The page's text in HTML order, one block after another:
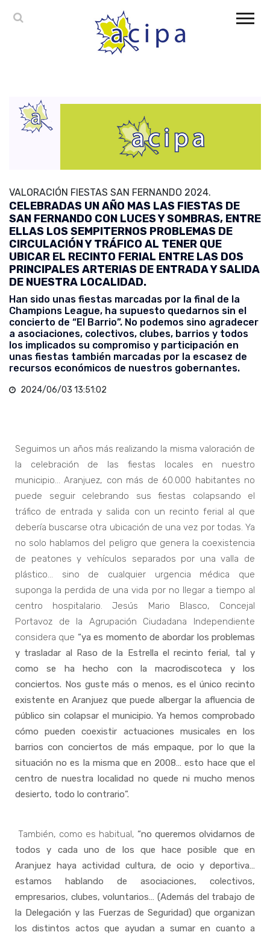
VALORACIÓN FIESTAS SAN FERNANDO 2024.
CELEBRADAS UN AÑO MAS LAS FIESTAS DE
SAN FERNANDO CON LUCES Y SOMBRAS, ENTRE
ELLAS LOS SEMPITERNOS PROBLEMAS DE
CIRCULACIÓN Y TRÁFICO AL TENER QUE
UBICAR EL RECINTO FERIAL ENTRE LAS DOS
PRINCIPALES ARTERIAS DE ENTRADA Y SALIDA
DE NUESTRA LOCALIDAD.
Han sido unas fiestas marcadas por la final de la
Champions League, ha supuesto quedarnos sin el
concierto de “El Barrio”. No podemos sino agradecer
a asociaciones, colectivos, clubes, barrios y todos
los implicados su compromiso y participación en
unas fiestas también marcadas por la escasez de
recursos económicos de nuestros gobernantes.
2024/06/03 13:51:02
Seguimos un años más realizando la misma valoración de
la celebración de las fiestas locales en nuestro
municipio… Aranjuez, con más de 60.000 habitantes no
puede seguir celebrando sus fiestas colapsando el
tráfico de entrada y salida con un recinto ferial al que
debería buscarse otra ubicación de una vez por todas. Ya
no solo hablamos del peligro que genera la coexistencia
de peatones y vehículos separados por una valla de
plástico… sino de cualquier urgencia médica que
suponga la perdida de una vida por no llegar a tiempo al
centro hospitalario. Jesús Mario Blasco, Concejal
Portavoz de la Agrupación Ciudadana Independiente
considera que “ya es momento de abordar los problemas
y trasladar al Raso de la Estrella el recinto ferial, tal y
como se ha hecho con la macrodiscoteca y los
conciertos. Nos guste más o menos, es el único recinto
existente en Aranjuez que puede albergar la afluencia de
público sin colapsar el municipio. Ya hemos comprobado
cómo pueden coexistir actuaciones musicales en los
barrios con conciertos de más empaque, por lo que la
situación no es la misma que en 2008… esto hace que el
centro de nuestra localidad no quede ni mucho menos
desierto, todo lo contrario”.
También, como es habitual, “no queremos olvidarnos de
todos y cada uno de los que hace posible que en
Aranjuez haya actividad cultura, de ocio y deportiva…
estamos hablando de asociaciones, colectivos,
empresarios, clubes, voluntarios… (Además del trabajo de
la Delegación y las Fuerzas de Seguridad) que organizan
los distintos actos que ayudan a sumar en cuanto a